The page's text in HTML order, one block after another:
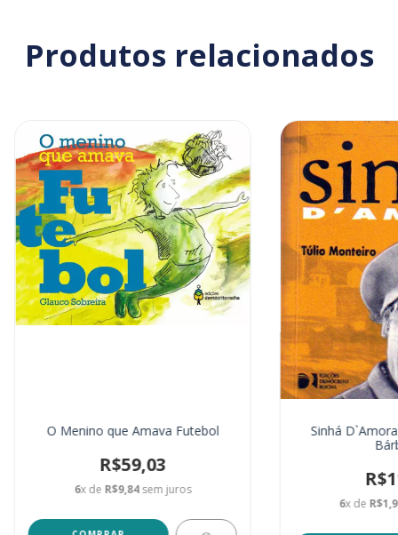
Produtos relacionados
O Menino que Amava Futebol
R$59,03
6x de R$9,84sem juros
Sinhá
6x de